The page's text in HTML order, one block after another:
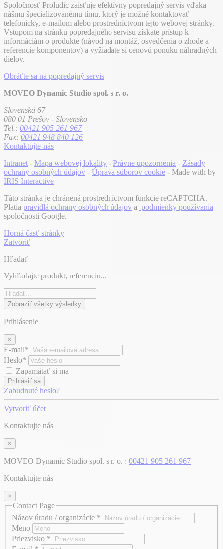
Spoločnosť Proludic zaisťuje efektívny popredajný servis vďaka
nášmu špecializovanému tímu, ktorý je možné kontaktovať
telefonicky, e-mailom alebo prostredníctvom tejto webovej stránky.
Vstupom na stránku popredajného servisu získate prístup k
informáciám o produkte (návod na montáž, osvedčenia o zhode a
referencie komponentov) a vyžiadate si cenovú ponuku náhradných
dielov.
Obráťte sa na popredajný servis
MOVEO Dynamic Studio spol. s r. o.
Slovenská 67
080 01 Prešov - Slovensko
Tel.: 00421 905 261 967
Fax: 00421 948 840 126
Kontaktujte-nás
Intranet - Mapa webovej lokality - Právne upozornenia - Zásady
ochrany osobných údajov - Úprava súborov cookie - Made with by
IRIS Interactive
Táto stránka je chránená prostredníctvom funkcie reCAPTCHA.
Platia pravidlá ochrany osobných údajov a podmienky používania
spoločnosti Google.
Horná časť stránky
Zatvoriť
Hľadať
Vyhľadajte produkt, referenciu...
Zobraziť všetky výsledky
Prihlásenie
×
E-mail*
Heslo*
Zapamätať si ma
Prihlásiť sa
Zabudnuté heslo?
Vytvoriť účet
Kontaktujte nás
×
MOVEO Dynamic Studio spol. s r. o. : 00421 905 261 967
Kontaktujte nás
×
Contact Page
Názov úradu / organizácie *
Meno
Priezvisko *